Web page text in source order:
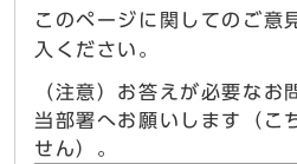
このページに関してのご意
入ください。
（注意）お答えが必要なお
当部署へお願いします（こ
せん）。